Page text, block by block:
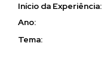
Início da Experiência:
Ano:
Tema: